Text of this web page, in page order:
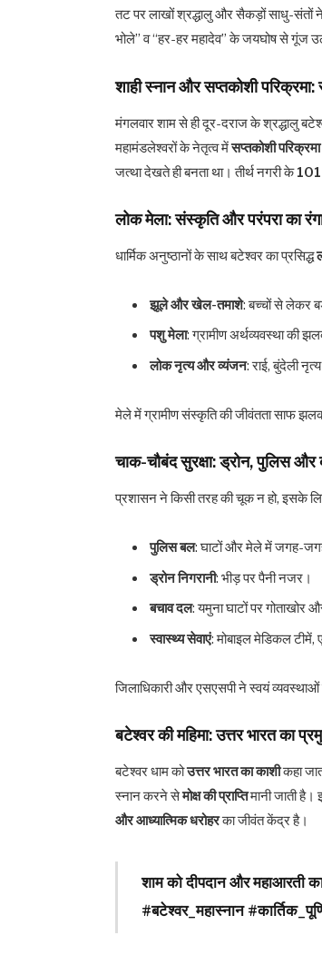
तट पर लाखों श्रद्धालु और सैकड़ों साधु-संतों
भोले” व “हर-हर महादेव” के जयघोष से गूंज
शाही स्नान और सप्तकोशी
मंगलवार शाम से ही दूर-दराज के श्रद्धालु
महामंडलेश्वरों के नेतृत्व मेंसप्तकोशी परिक्रमा
जत्था देखते ही बनता था। तीर्थ नगरी के101
लोक मेला: संस्कृति और परंपरा का
धार्मिक अनुष्ठानों के साथ बटेश्वर का प्रसिद्ध
झूले और खेल-तमाशे: बच्चों से लेकर
पशु मेला: ग्रामीण अर्थव्यवस्था की
लोक नृत्य और व्यंजन: राई, बुंदेली
मेले में ग्रामीण संस्कृति की जीवंतता साफ
चाक-चौबंद सुरक्षा: ड्रोन, पुलिस और
प्रशासन ने किसी तरह की चूक न हो, इसके
पुलिस बल: घाटों और मेले में जगह-
ड्रोन निगरानी: भीड़ पर पैनी नजर।
बचाव दल: यमुना घाटों पर
स्वास्थ्य सेवाएं: मोबाइल मेडिकल
जिलाधिकारी और एसएसपी ने स्वयं
बटेश्वर की महिमा: उत्तर भारत का
बटेश्वर धाम कोउत्तर भारत का काशीकहा
स्नान करने सेमोक्ष की प्राप्तिमानी जाती है।
और आध्यात्मिक धरोहरका जीवंत केंद्र है।
शाम को दीपदान और महाआरती
#बटेश्वर_महास्नान